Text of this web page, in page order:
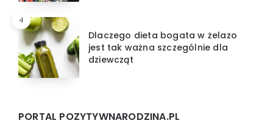
4
Dlaczego dieta bogata w żelazo
jest tak ważna szczególnie dla
dziewcząt
PORTAL POZYTYWNARODZINA.PL